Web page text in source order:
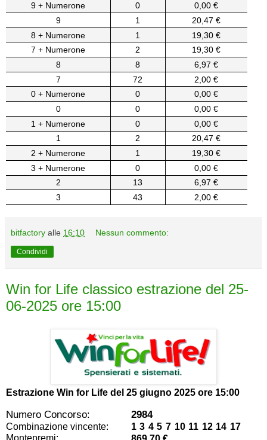
9 + Numerone
0
0,00 €
9
1
20,47 €
8 + Numerone
1
19,30 €
7 + Numerone
2
19,30 €
8
8
6,97 €
7
72
2,00 €
0 + Numerone
0
0,00 €
0
0
0,00 €
1 + Numerone
0
0,00 €
1
2
20,47 €
2 + Numerone
1
19,30 €
3 + Numerone
0
0,00 €
2
13
6,97 €
3
43 2,00 €
bitfactory alle 16:10 Nessun commento:
Condividi
Win for Life classico estrazione del 25-
06-2025 ore 15:00
Estrazione Win for Life del 25 giugno 2025 ore 15:00
Numero Concorso: 2984
Combinazione vincente:
1 3 4 5 7 10 11 12 14 17
Montepremi: